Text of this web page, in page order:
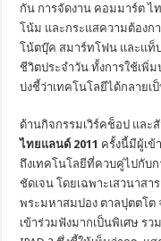
กัน การจัดงาน คอมมาร์ต ไ
โน้ม และกระแสความต้อง
โน้ตบุ๊ค สมาร์ทโฟน และแท็บ
ชีวิตประจำวัน ทั้งการใช้เพิ่
บ่งชี้ว่าเทคโนโลยีได้กลาย
ด้านกิจกรรมเวิร์คช็อป และ
ไทยแลนด์ 2011 ครั้งนี้มีผู้เข้
ถึงเทคโนโลยีที่ควบคู่ไปกับ
ชัดเจน โดยเฉพาะเสวนาสา
พระมหาสมปอง ตาลปุตตโต
เข้าร่วมฟังมากเป็นพิเศษ ร